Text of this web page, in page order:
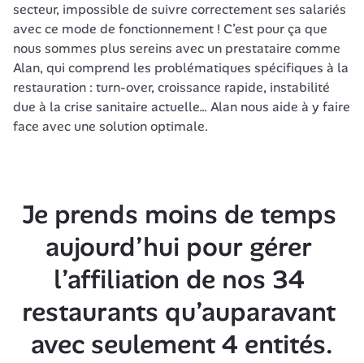
secteur, impossible de suivre correctement ses salariés
avec ce mode de fonctionnement ! C’est pour ça que
nous sommes plus sereins avec un prestataire comme
Alan, qui comprend les problématiques spécifiques à la
restauration : turn-over, croissance rapide, instabilité
due à la crise sanitaire actuelle… Alan nous aide à y faire
face avec une solution optimale.
Je prends moins de temps
aujourd’hui pour gérer
l’affiliation de nos 34
restaurants qu’auparavant
avec seulement 4 entités.